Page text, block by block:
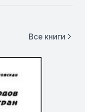
Все книги